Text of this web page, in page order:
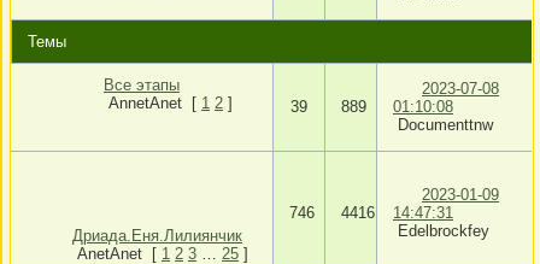
Темы
Все этапы
AnnetAnet
[ 1 2 ] 39 889
2023-07-08
01:10:08
Documenttnw
Дриада.Еня.Лилиянчик
AnetAnet
[ 1 2 3 25 ]
746 4416
2023-01-09
14:47:31
Edelbrockfey